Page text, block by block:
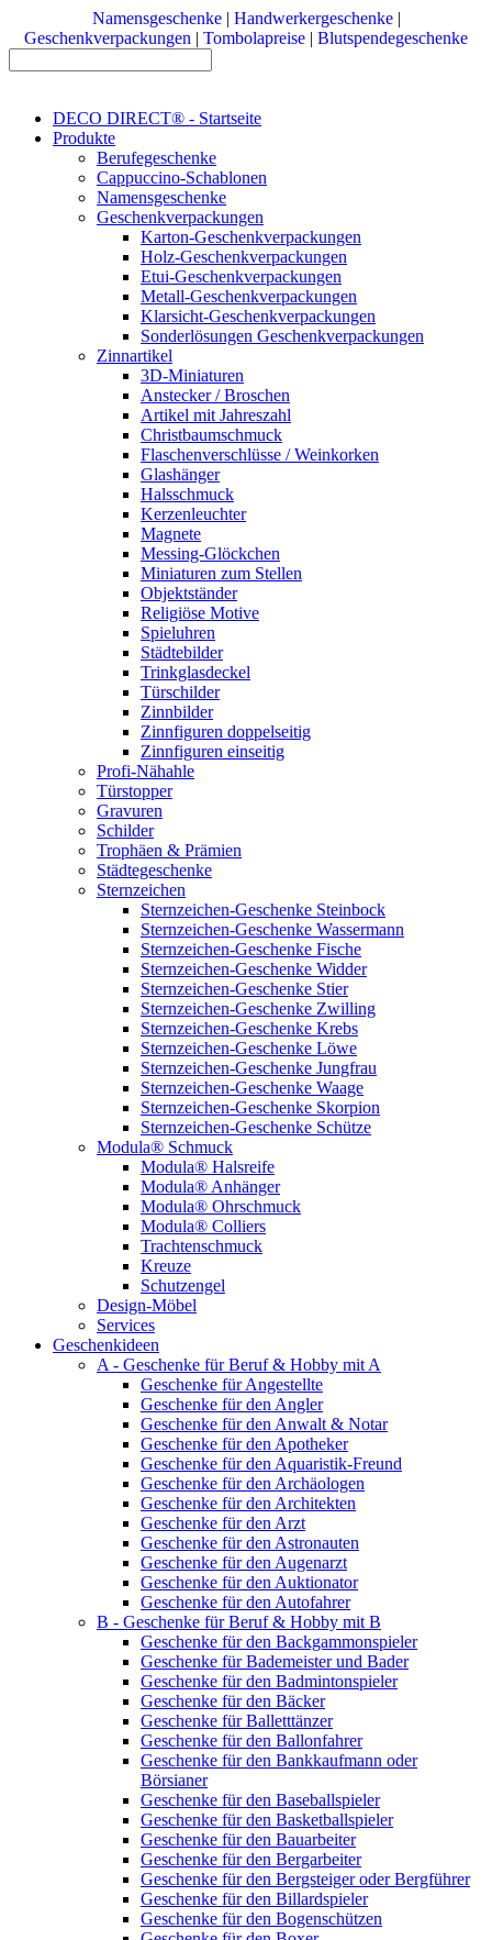
Namensgeschenke| Handwerkergeschenke|
Geschenkverpackungen | Tombolapreise | Blutspendegeschenke
DECO DIRECT® - Startseite
Produkte
Berufegeschenke
Cappuccino-Schablonen
Namensgeschenke
Geschenkverpackungen
Karton-Geschenkverpackungen
Holz-Geschenkverpackungen
Etui-Geschenkverpackungen
Metall-Geschenkverpackungen
Klarsicht-Geschenkverpackungen
Sonderlösungen Geschenkverpackungen
Zinnartikel
3D-Miniaturen
Anstecker / Broschen
Artikel mit Jahreszahl
Christbaumschmuck
Flaschenverschlüsse / Weinkorken
Glashänger
Halsschmuck
Kerzenleuchter
Magnete
Messing-Glöckchen
Miniaturen zum Stellen
Objektständer
Religiöse Motive
Spieluhren
Städtebilder
Trinkglasdeckel
Türschilder
Zinnbilder
Zinnfiguren doppelseitig
Zinnfiguren einseitig
Profi-Nähahle
Türstopper
Gravuren
Schilder
Trophäen & Prämien
Städtegeschenke
Sternzeichen
Sternzeichen-Geschenke Steinbock
Sternzeichen-Geschenke Wassermann
Sternzeichen-Geschenke Fische
Sternzeichen-Geschenke Widder
Sternzeichen-Geschenke Stier
Sternzeichen-Geschenke Zwilling
Sternzeichen-Geschenke Krebs
Sternzeichen-Geschenke Löwe
Sternzeichen-Geschenke Jungfrau
Sternzeichen-Geschenke Waage
Sternzeichen-Geschenke Skorpion
Sternzeichen-Geschenke Schütze
Modula® Schmuck
Modula® Halsreife
Modula® Anhänger
Modula® Ohrschmuck
Modula® Colliers
Trachtenschmuck
Kreuze
Schutzengel
Design-Möbel
Services
Geschenkideen
A - Geschenke für Beruf & Hobby mit A
Geschenke für Angestellte
Geschenke für den Angler
Geschenke für den Anwalt & Notar
Geschenke für den Apotheker
Geschenke für den Aquaristik-Freund
Geschenke für den Archäologen
Geschenke für den Architekten
Geschenke für den Arzt
Geschenke für den Astronauten
Geschenke für den Augenarzt
Geschenke für den Auktionator
Geschenke für den Autofahrer
B - Geschenke für Beruf & Hobby mit B
Geschenke für den Backgammonspieler
Geschenke für Bademeister und Bader
Geschenke für den Badmintonspieler
Geschenke für den Bäcker
Geschenke für Balletttänzer
Geschenke für den Ballonfahrer
Geschenke für den Bankkaufmann oder
Börsianer
Geschenke für den Baseballspieler
Geschenke für den Basketballspieler
Geschenke für den Bauarbeiter
Geschenke für den Bergarbeiter
Geschenke für den Bergsteiger oder Bergführer
Geschenke für den Billardspieler
Geschenke für den Bogenschützen